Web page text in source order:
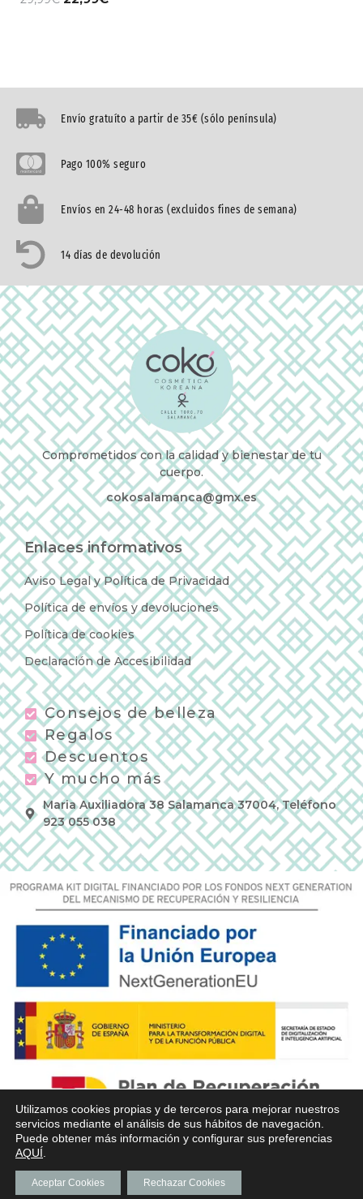
Envío gratuíto a partir de 35€ (sólo península)
Pago 100% seguro
Envíos en 24-48 horas (excluidos fines de semana)
14 días de devolución
Comprometidos con la calidad y bienestar de tu
cuerpo.
cokosalamanca@gmx.es
Enlaces informativos
Aviso Legal y Política de Privacidad
Política de envíos y devoluciones
Política de cookies
Declaración de Accesibilidad
Consejos de belleza
Regalos
Descuentos
Y mucho más
Maria Auxiliadora 38 Salamanca 37004, Teléfono
923 055 038
Utilizamos cookies propias y de terceros para mejorar nuestros
servicios mediante el análisis de sus hábitos de navegación.
Puede obtener más información y configurar sus preferencias
AQUÍ
Aceptar Cookies Rechazar Cookies